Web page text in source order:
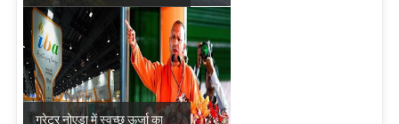
ग्रेटर नोएडा में स्वच्छ ऊर्जा का